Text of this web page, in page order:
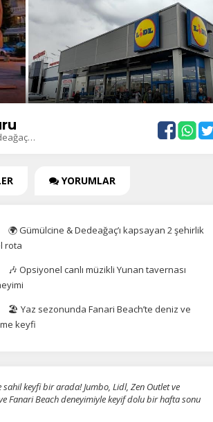
YORUMLAR
🌍 Gümülcine & Dedeağaç’ı kapsayan 2 şehirlik
rota
🎶 Opsiyonel canlı müzikli Yunan tavernası
🏖️ Yaz sezonunda Fanari Beach’te deniz ve
keyfi
sahil keyfi bir arada! Jumbo, Lidl, Zen Outlet ve
Fanari Beach deneyimiyle keyif dolu bir hafta sonu